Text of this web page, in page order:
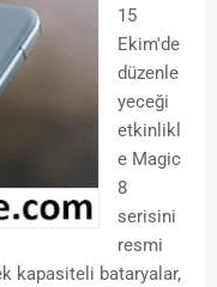
15
Ekim'de
düzenle
yeceği
etkinlikl
e Magic
8
serisini
resmi
kapasiteli bataryalar,